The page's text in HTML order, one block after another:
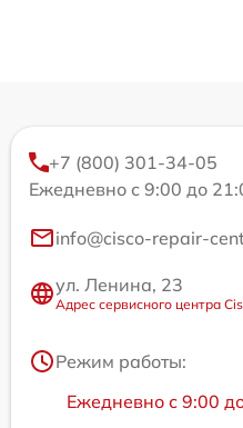
+7 (800) 301-34-05
Ежедневно с 9:00 до
info@cisco-repair-
ул. Ленина, 23
Адрес сервисного центра
Режим работы:
Ежедневно с 9:00